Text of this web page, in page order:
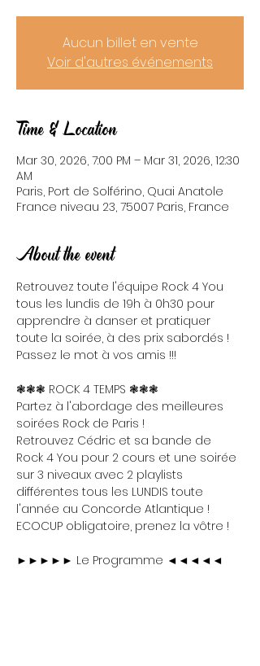
Aucun billet en vente
Voir d'autres événements
Time & Location
Mar 30, 2026, 7:00 PM – Mar 31, 2026, 12:30
AM
Paris, Port de Solférino, Quai Anatole
France niveau 23, 75007 Paris, France
About the event
Retrouvez toute l'équipe Rock 4 You
tous les lundis de 19h à 0h30 pour
apprendre à danser et pratiquer
toute la soirée, à des prix sabordés !
Passez le mot à vos amis !!!
❃❃❃ ROCK 4 TEMPS ❃❃❃
Partez à l'abordage des meilleures
soirées Rock de Paris !
Retrouvez Cédric et sa bande de
Rock 4 You pour 2 cours et une soirée
sur 3 niveaux avec 2 playlists
différentes tous les LUNDIS toute
l'année au Concorde Atlantique !
ECOCUP obligatoire, prenez la vôtre !
►►►►► Le Programme ◄◄◄◄◄